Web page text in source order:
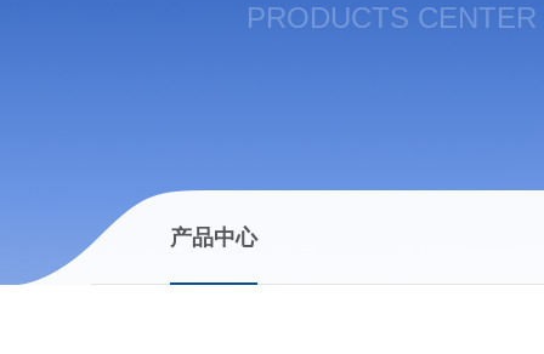
PRODUCTS CENTER
产品中心